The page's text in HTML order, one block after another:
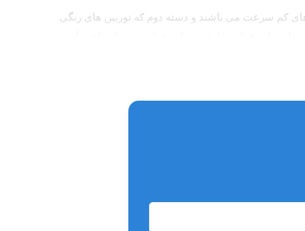
کم سرعت می باشند و دسته دوم که توربین های رنگی